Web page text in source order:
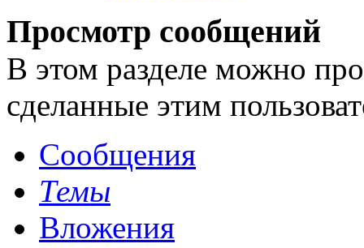
Просмотр сообщений
В этом разделе можно
сделанные этим
Сообщения
Темы
Вложения